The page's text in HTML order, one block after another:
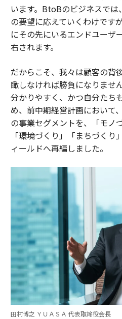
います。BtoBのビジネスで
の要望に応えていくわけです
にその先にいるエンドユーザ
右されます。
だからこそ、我々は顧客の背
瞰しなければ勝負になりませ
分かりやすく、かつ自分たち
め、前中期経営計画において
の事業セグメントを、「モノ
「環境づくり」「まちづくり
ィールドへ再編しました。
田村博之 ＹＵＡＳＡ 代表取締役会長